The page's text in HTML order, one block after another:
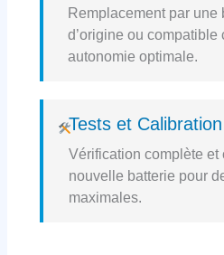
Remplacement par une
d’origine ou compatible
autonomie optimale.
Tests et Calibration
Vérification complète et
nouvelle batterie pour
maximales.